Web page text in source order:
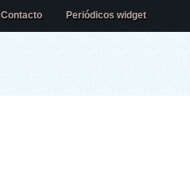
Contacto Periódicos widget